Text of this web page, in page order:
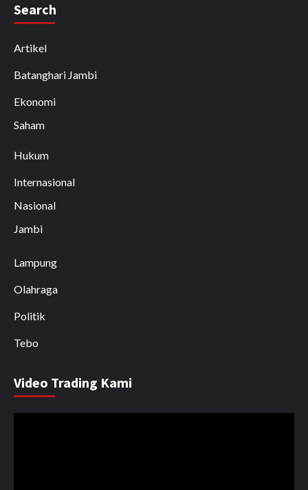
Search
Artikel
Batanghari Jambi
Ekonomi
Saham
Hukum
Internasional
Nasional
Jambi
Lampung
Olahraga
Politik
Tebo
Video Trading Kami